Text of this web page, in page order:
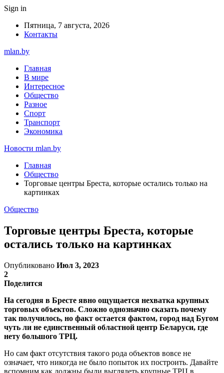
Sign in
Пятница, 7 августа, 2026
Контакты
mlan.by
Главная
В мире
Интересное
Общество
Разное
Спорт
Транспорт
Экономика
Новости mlan.by
Главная
Общество
Торговые центры Бреста, которые остались только на
картинках
Общество
Торговые центры Бреста, которые
остались только на картинках
Опубликовано Июл 3, 2023
2
Поделится
На сегодня в Бресте явно ощущается нехватка крупных
торговых объектов. Сложно однозначно сказать почему
так получилось, но факт остается фактом, город над Бугом
чуть ли не единственный областной центр Беларуси, где
нету большого ТРЦ.
Но сам факт отсутствия такого рода объектов вовсе не
означает, что никогда не было попыток их построить. Давайте
вспомним как должны были выглядеть крупные ТРЦ в